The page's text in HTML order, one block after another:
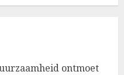
ontmoet